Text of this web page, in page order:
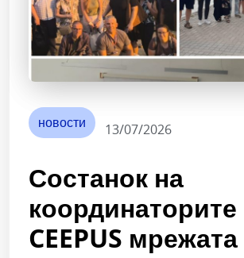
новости 13/07/2026
Состанок на
координаторите
CEEPUS мрежата